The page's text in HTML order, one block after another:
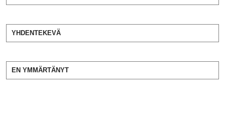
YHDENTEKEVÄ
EN YMMÄRTÄNYT